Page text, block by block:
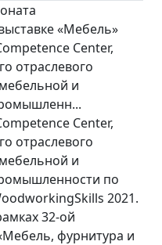
«Мебель»
Center,
отраслевого
и
Center,
отраслевого
и
по
2021.
32-ой
фурнитура и